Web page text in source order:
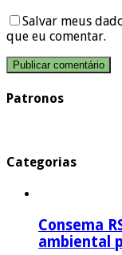
Salvar meus
que eu comentar.
Patronos
Categorias
Consema
ambiental